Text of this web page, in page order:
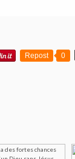
Repost 0